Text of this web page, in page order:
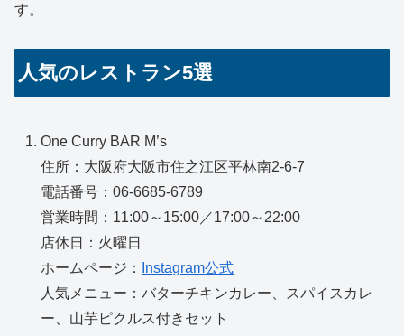
す。
人気のレストラン5選
One Curry BAR M’s
住所：大阪府大阪市住之江区平林南2-6-7
電話番号：06-6685-6789
営業時間：11:00～15:00／17:00～22:00
店休日：火曜日
ホームページ：
Instagram公式
人気メニュー：バターチキンカレー、スパイスカレ
ー、山芋ピクルス付きセット